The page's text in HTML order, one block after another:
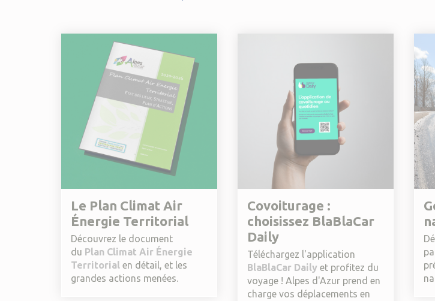
Le Plan Climat Air
Énergie Territorial
Découvrez le document
du Plan Climat Air Énergie
Territorial en détail, et les
grandes actions menées.
Covoiturage :
choisissez BlaBlaCar
Daily
Téléchargez l'application
BlaBlaCar Dailyet profitez du
voyage ! Alpes d'Azur prend en
charge vos déplacements en